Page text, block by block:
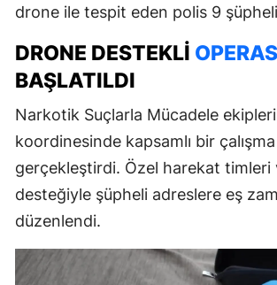
drone ile tespit eden polis 9
DRONE DESTEKLI
BAŞLATILDI
Narkotik Suçlarla Mücadele ekipleri
koordinesinde kapsamlı bir çalışma
gerçekleştirdi. Özel harekat timleri
desteğiyle şüpheli adreslere eş
düzenlendi.